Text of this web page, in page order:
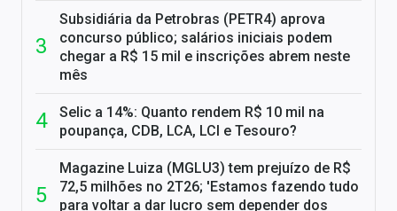
Subsidiária da Petrobras (PETR4) aprova
concurso público; salários iniciais podem
chegar a R$ 15 mil e inscrições abrem neste
mês
Selic a 14%: Quanto rendem R$ 10 mil na
poupança, CDB, LCA, LCI e Tesouro?
Magazine Luiza (MGLU3) tem prejuízo de R$
72,5 milhões no 2T26; 'Estamos fazendo tudo
para voltar a dar lucro sem depender dos